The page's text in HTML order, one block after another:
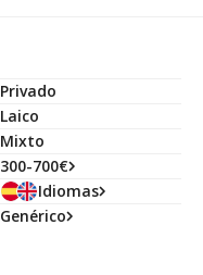
Privado
Laico
Mixto
300-700€
Idiomas
Genérico